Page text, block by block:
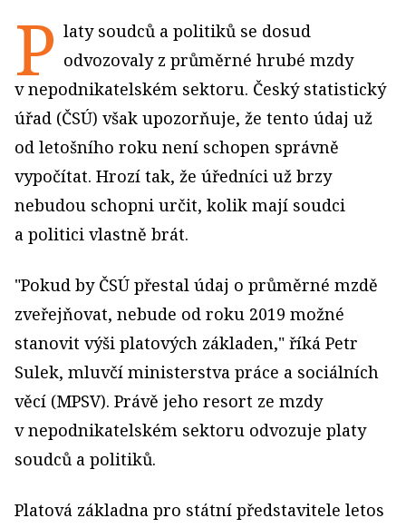
P laty soudců a politiků se dosud
odvozovaly z průměrné hrubé mzdy
v nepodnikatelském sektoru. Český statistický
úřad (ČSÚ) však upozorňuje, že tento údaj už
od letošního roku není schopen správně
vypočítat. Hrozí tak, že úředníci už brzy
nebudou schopni určit, kolik mají soudci
a politici vlastně brát.
"Pokud by ČSÚ přestal údaj o průměrné mzdě
zveřejňovat, nebude od roku 2019 možné
stanovit výši platových základen," říká Petr
Sulek, mluvčí ministerstva práce a sociálních
věcí (MPSV). Právě jeho resort ze mzdy
v nepodnikatelském sektoru odvozuje platy
soudců a politiků.
Platová základna pro státní představitele letos